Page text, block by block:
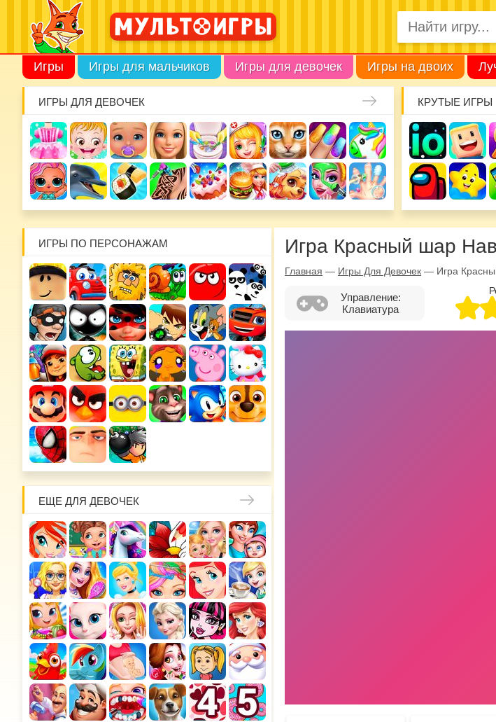
Игры Игры для мальчиков Игры для девочек Игры на двоих
ИГРЫ ДЛЯ ДЕВОЧЕК КРУТЫЕ ИГРЫ
ИГРЫ ПО ПЕРСОНАЖАМ
ЕЩЕ ДЛЯ ДЕВОЧЕК
Игра Красный шар
Главная — Игры Для Девочек — Игра
Управление:
Клавиатура